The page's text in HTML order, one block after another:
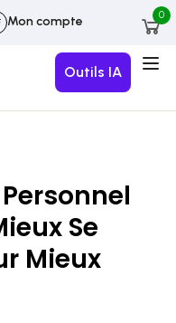
Mon compte 0
Outils IA
Se
Mieux